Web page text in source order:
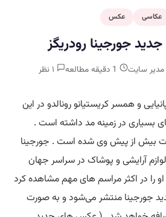
عکاسی عکس
جورجینا رودریگز
مدیر سایت
و همسر کریستیانو رونالدو در این
بسیاری در زمینه مد داشته است .
بیش از پیش وی شده است . جورجینا
لوازم آرایشی و پوشاک در سراسر جهان
او را در اکثر مراسم های مهم مشاهده کرد
جورجینا منتشر می‌شود و به صورت